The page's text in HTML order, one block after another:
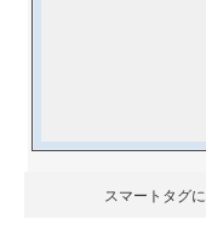
スマートタグ